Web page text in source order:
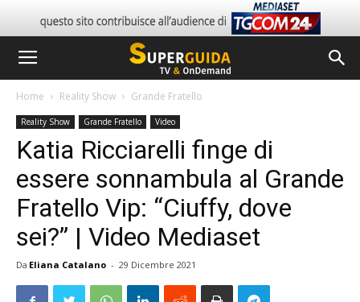
Home Reality Show Grande Fratello
Reality Show Grande Fratello Video
Katia Ricciarelli finge di
essere sonnambula al Grande
Fratello Vip: “Ciuffy, dove
sei?” | Video Mediaset
Da Eliana Catalano - 29 Dicembre 2021